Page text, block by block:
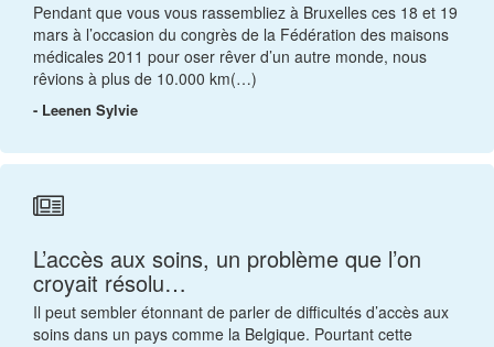
Pendant que vous vous rassembliez à Bruxelles ces 18 et 19
mars à l’occasion du congrès de la Fédération des maisons
médicales 2011 pour oser rêver d’un autre monde, nous
rêvions à plus de 10.000 km(…)
- Leenen Sylvie
L’accès aux soins, un problème que l’on
croyait résolu…
Il peut sembler étonnant de parler de difficultés d’accès aux
soins dans un pays comme la Belgique. Pourtant cette